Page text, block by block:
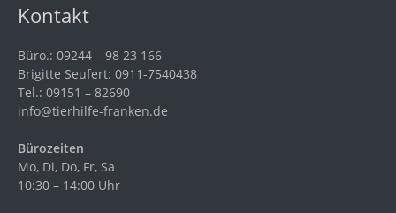
Kontakt
Büro.: 09244 – 98 23 166
Brigitte Seufert: 0911-7540438
Tel.: 09151 – 82690
info@tierhilfe-franken.de
Bürozeiten
Mo, Di, Do, Fr, Sa
10:30 – 14:00 Uhr